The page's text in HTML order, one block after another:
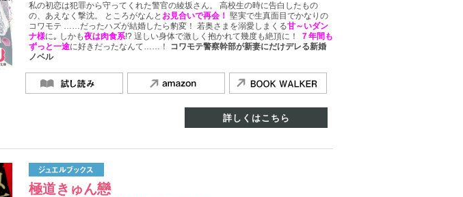
私の初恋は犯罪から守ってくれた警官の綾坂さん。 高校生の時に告白したもの
の、あえなく撃沈。 ところがなんと お見合いで再会！ 堅実で生真面目でかなりの
コワモテ ……だったハズが結婚したら豹変！ 若奥さまを溺愛しまくる甘～いダン
ナ様に｡ しかも夜は肉食系!? 逞しい身体で激しく抱かれて幾度も絶頂に！
７年間も
ずっと一途に好きだったなんて……！ コワモテ警察幹部が新妻にだけデレる新婚
ノベル
詳しくはこちら
極道きゅん戀